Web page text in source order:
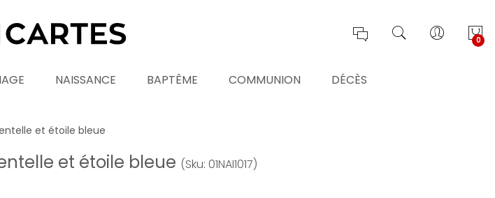
0
NAISSANCE BAPTÊME COMMUNION DÉCÈS
et étoile bleue
et étoile bleue (Sku: 01NAI1017)